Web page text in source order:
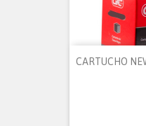
CARTUCHO